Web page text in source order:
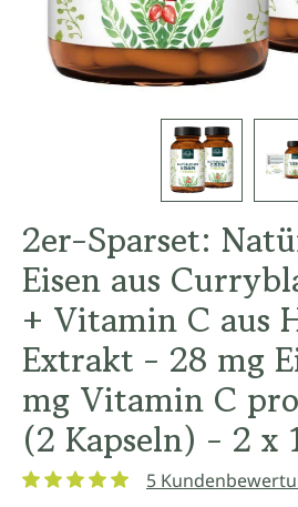
2er-Sparset:
Eisen aus
+ Vitamin C aus
Extrakt - 28 mg
mg Vitamin C pro
(2 Kapseln) - 2 x
5